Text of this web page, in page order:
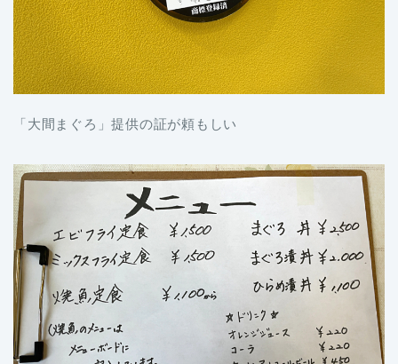
「大間まぐろ」提供の証が頼もしい